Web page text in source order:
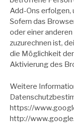
Add-Ons erfolgen,
Sofern das
oder einer
zuzurechnen ist,
die Möglichkeit
Aktivierung des
Weitere
https://
http://